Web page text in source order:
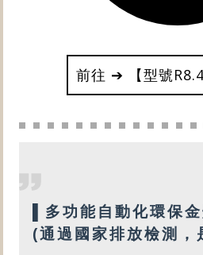
前往 ➔ 【型號
多功能自動化環保
(通過國家排放檢測